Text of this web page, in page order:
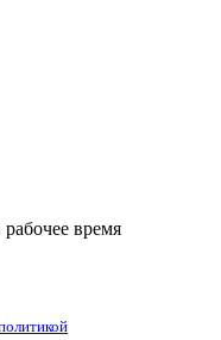
время